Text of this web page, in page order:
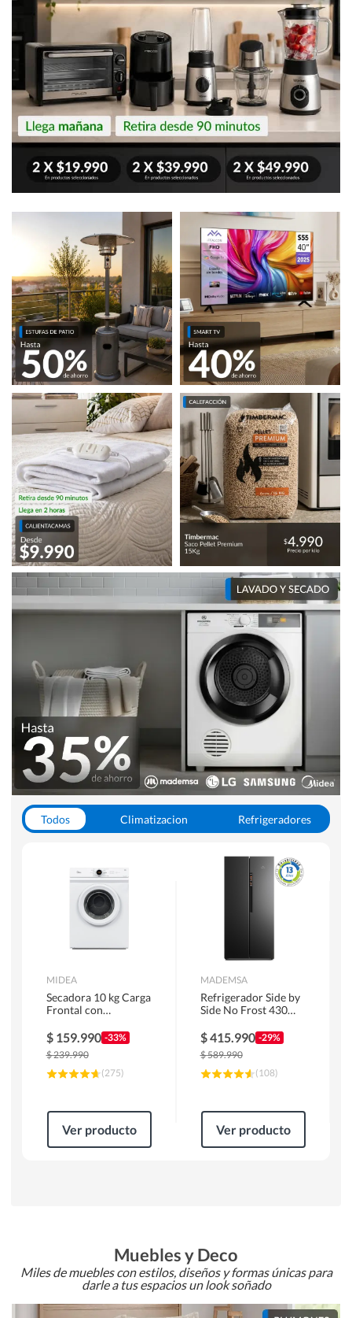
Todos Climatizacion
Refrigeradores
Otros
MIDEA
Secadora 10 kg Carga
Frontal con
MD100A100/W2
$ 159.990 -33%
$239.990
(275)
Ver producto
MADEMSA
Refrigerador Side by
Side No Frost 430
MAS430B
$415.990 -29%
$589.990
(108)
Ver producto
Muebles y Deco
Miles de muebles con estilos, diseños y formas únicas para
darle a tus espacios un look soñado